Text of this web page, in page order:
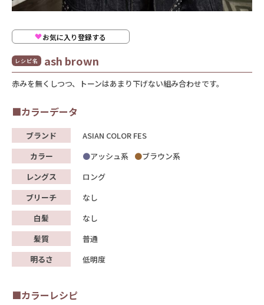
お気に入り登録する
レシピ名 ash brown
赤みを無くしつつ、トーンはあまり下げない組み合わせです。
■カラーデータ
ブランド
ASIAN COLOR FES
カラー
アッシュ系
ブラウン系
レングス
ロング
ブリーチ
なし
白髪
なし
髪質
普通
明るさ
低明度
■カラーレシピ